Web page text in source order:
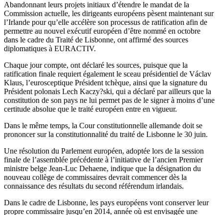
Abandonnant leurs projets initiaux d’étendre le mandat de la
Commission actuelle, les dirigeants européens pèsent maintenant sur
l’Irlande pour qu’elle accélère son processus de ratification afin de
permettre au nouvel exécutif européen d’être nommé en octobre
dans le cadre du Traité de Lisbonne, ont affirmé des sources
diplomatiques à EURACTIV.
Chaque jour compte, ont déclaré les sources, puisque que la
ratification finale requiert également le sceau présidentiel de Václav
Klaus, l’eurosceptique Président tchèque, ainsi que la signature du
Président polonais Lech Kaczy?ski, qui a déclaré par ailleurs que la
constitution de son pays ne lui permet pas de le signer à moins d’une
certitude absolue que le traité européen entre en vigueur.
Dans le même temps, la Cour constitutionnelle allemande doit se
prononcer sur la constitutionnalité du traité de Lisbonne le 30 juin.
Une résolution du Parlement européen, adoptée lors de la session
finale de l’assemblée précédente à l’initiative de l’ancien Premier
ministre belge Jean-Luc Dehaene, indique que la désignation du
nouveau collège de commissaires devrait commencer dès la
connaissance des résultats du second référendum irlandais.
Dans le cadre de Lisbonne, les pays européens vont conserver leur
propre commissaire jusqu’en 2014, année où est envisagée une